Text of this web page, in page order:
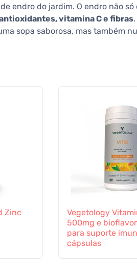
endro do jardim. O endro não só
vitamina C e fibras
sopa saborosa, mas também
Zinc
Vegetology
500mg e
para suporte
cápsulas